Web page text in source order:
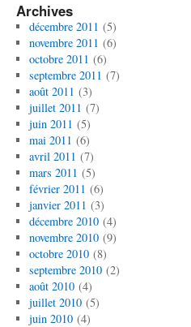
Archives
décembre 2011 (5)
novembre 2011 (6)
octobre 2011 (6)
septembre 2011 (7)
août 2011 (3)
juillet 2011 (7)
juin 2011 (5)
mai 2011 (6)
avril 2011 (7)
mars 2011 (5)
février 2011 (6)
janvier 2011 (3)
décembre 2010(4)
novembre 2010(9)
octobre 2010(8)
septembre 2010(2)
août 2010(4)
juillet 2010(5)
juin 2010(4)